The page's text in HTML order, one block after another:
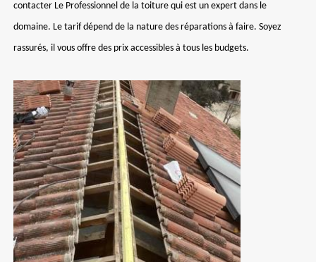
contacter Le Professionnel de la toiture qui est un expert dans le
domaine. Le tarif dépend de la nature des réparations à faire. Soyez
rassurés, il vous offre des prix accessibles à tous les budgets.